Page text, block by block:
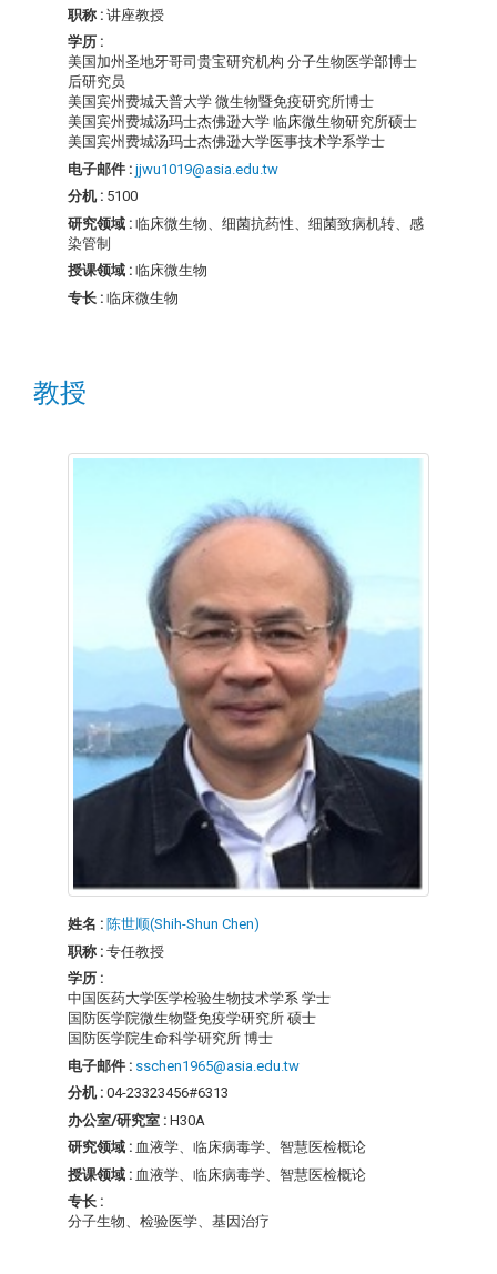
职称 : 讲座教授
学历 :
美国加州圣地牙哥司贵宝研究机构 分子生物医学部博士
后研究员
美国宾州费城天普大学 微生物暨免疫研究所博士
美国宾州费城汤玛士杰佛逊大学 临床微生物研究所硕士
美国宾州费城汤玛士杰佛逊大学医事技术学系学士
电子邮件 : jjwu1019@asia.edu.tw
分机 : 5100
研究领域 : 临床微生物、细菌抗药性、细菌致病机转、感
染管制
授课领域 : 临床微生物
专长 : 临床微生物
教授
姓名 : 陈世顺(Shih-Shun Chen)
职称 : 专任教授
学历 :
中国医药大学医学检验生物技术学系 学士
国防医学院微生物暨免疫学研究所 硕士
国防医学院生命科学研究所 博士
电子邮件 : sschen1965@asia.edu.tw
分机 : 04-23323456#6313
办公室/研究室 : H30A
研究领域 : 血液学、临床病毒学、智慧医检概论
授课领域 : 血液学、临床病毒学、智慧医检概论
专长 :
分子生物、检验医学、基因治疗